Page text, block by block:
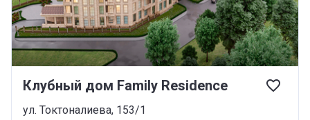
Клубный дом Family Residence
ул. Токтоналиева, 153/1